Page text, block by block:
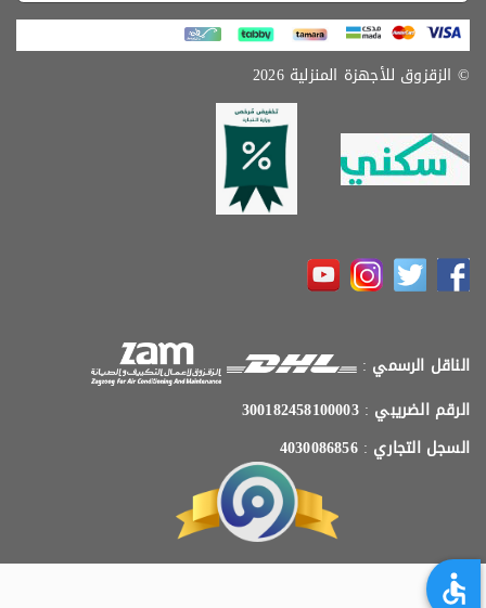
© الزقزوق للأجهزة المنزلية 2026
الناقل الرسمي:
الرقم الضريبي:
300182458100003
السجل التجاري:
4030086856